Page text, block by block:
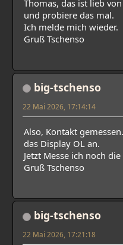
Thomas, das ist lieb
und probiere das mal.
Ich melde mich wieder.
Gruß Tschenso
big-tschenso
22 Mai 2026, 17:14:14
Also, Kontakt
das Display OL an.
Jetzt Messe ich noch die
Gruß Tschenso
big-tschenso
22 Mai 2026, 17:21:18